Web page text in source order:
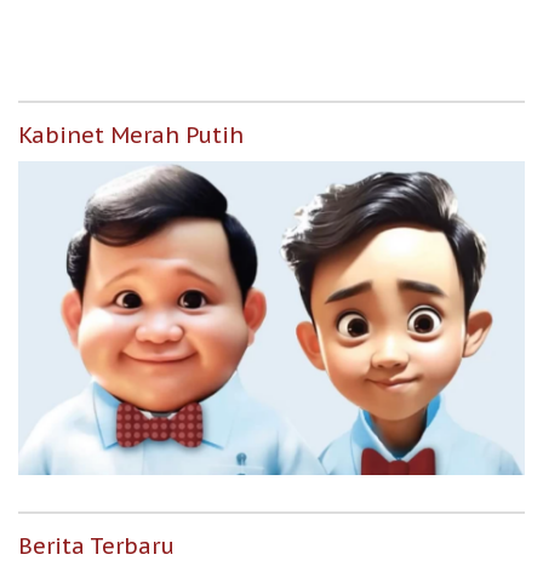
Kabinet Merah Putih
Berita Terbaru